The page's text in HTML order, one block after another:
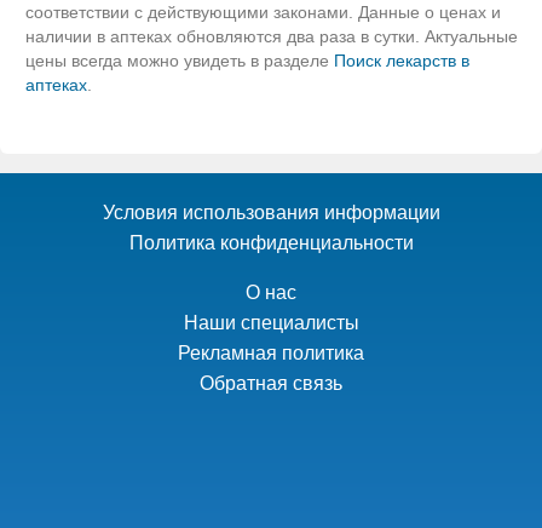
соответствии с действующими законами. Данные о ценах и
наличии в аптеках обновляются два раза в сутки. Актуальные
цены всегда можно увидеть в разделе Поиск лекарств в
аптеках
Условия использования информации
Политика конфиденциальности
О нас
Наши специалисты
Рекламная политика
Обратная связь